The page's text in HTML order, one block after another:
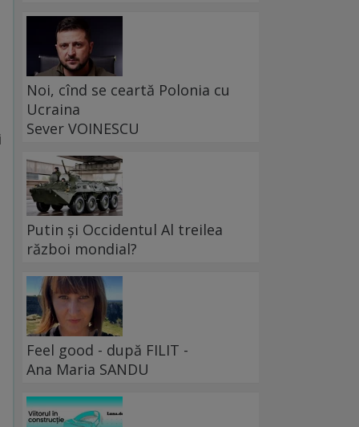
Noi, cînd se ceartă Polonia cu
Ucraina
Sever VOINESCU
Putin și Occidentul Al treilea
război mondial?
Feel good - după FILIT -
Ana Maria SANDU